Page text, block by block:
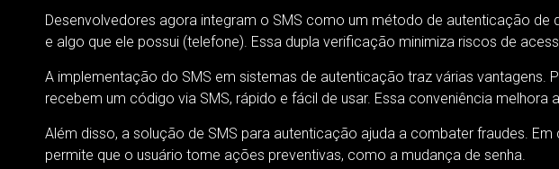
Desenvolvedores agora integram o SMS como um método de autenticação de
e algo que ele possui (telefone). Essa dupla verificação minimiza riscos de
A implementação do SMS em sistemas de autenticação traz várias
recebem um código via SMS, rápido e fácil de usar. Essa conveniência
Além disso, a solução de SMS para autenticação ajuda a combater fraudes.
permite que o usuário tome ações preventivas, como a mudança de senha.